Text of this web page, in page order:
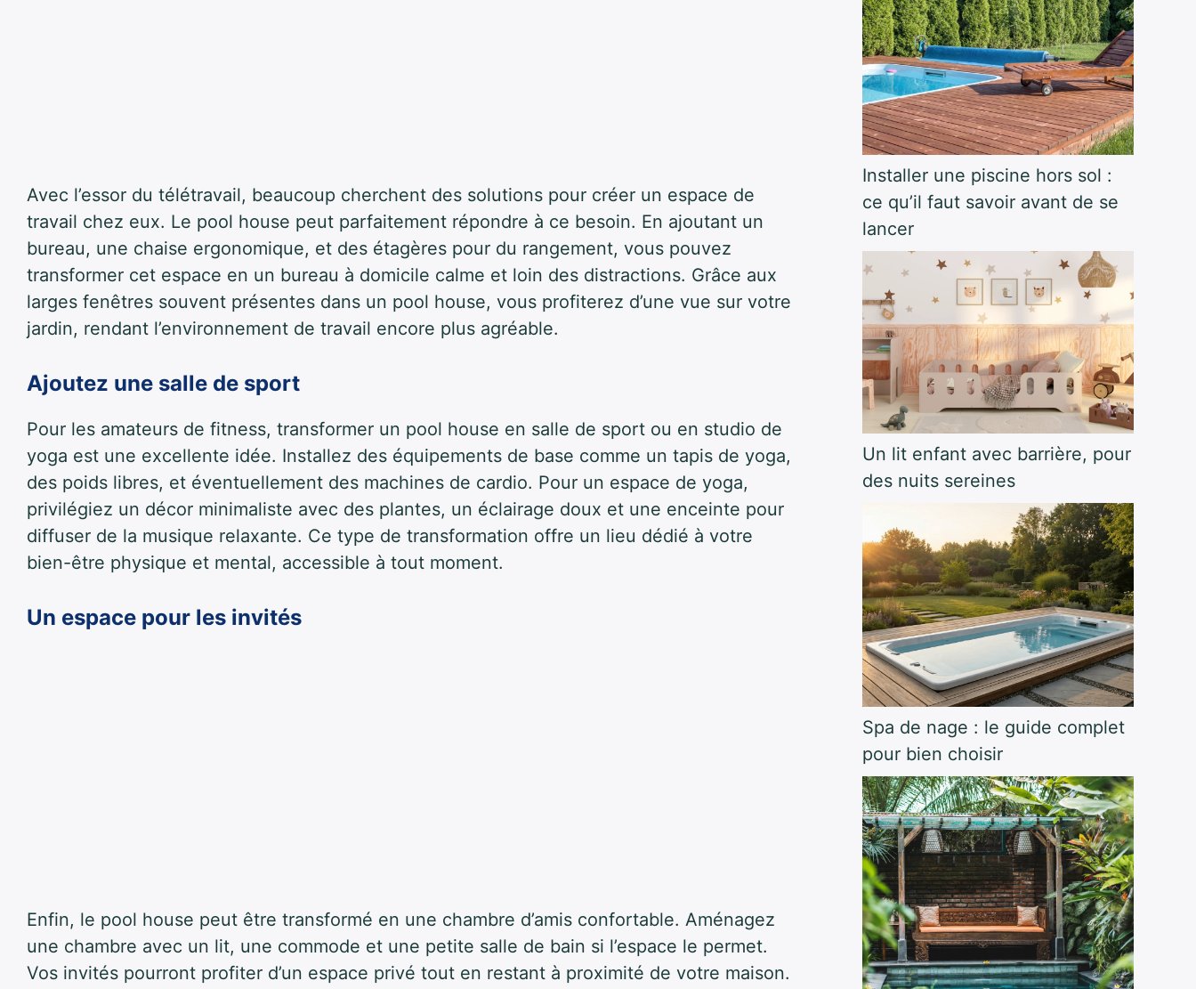
Avec l’essor du télétravail, beaucoup cherchent des solutions pour créer un espace de
travail chez eux. Le pool house peut parfaitement répondre à ce besoin. En ajoutant un
bureau, une chaise ergonomique, et des étagères pour du rangement, vous pouvez
transformer cet espace en un bureau à domicile calme et loin des distractions. Grâce aux
larges fenêtres souvent présentes dans un pool house, vous profiterez d’une vue sur votre
jardin, rendant l’environnement de travail encore plus agréable.
Ajoutez une salle de sport
Pour les amateurs de fitness, transformer un pool house en salle de sport ou en studio de
yoga est une excellente idée. Installez des équipements de base comme un tapis de yoga,
des poids libres, et éventuellement des machines de cardio. Pour un espace de yoga,
privilégiez un décor minimaliste avec des plantes, un éclairage doux et une enceinte pour
diffuser de la musique relaxante. Ce type de transformation offre un lieu dédié à votre
bien-être physique et mental, accessible à tout moment.
Un espace pour les invités
Enfin, le pool house peut être transformé en une chambre d’amis confortable. Aménagez
une chambre avec un lit, une commode et une petite salle de bain si l’espace le permet.
Vos invités pourront profiter d’un espace privé tout en restant à proximité de votre maison.
Installer une piscine hors sol :
ce qu’il faut savoir avant de se
lancer
Un lit enfant avec barrière, pour
des nuits sereines
Spa de nage : le guide complet
pour bien choisir